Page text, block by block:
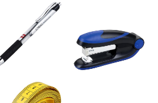
Bút gel Topball
đen
Bấm kim
Maped 394 – 20
tờ